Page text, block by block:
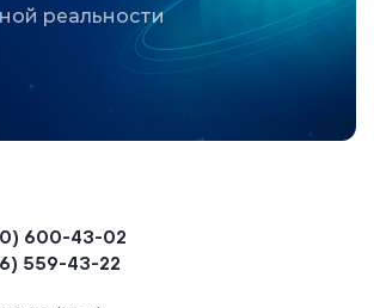
реальности
600-43-02
559-43-22